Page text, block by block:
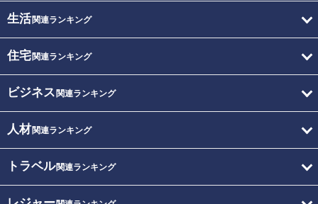
生活関連ランキング
住宅関連ランキング
ビジネス 関連ランキング
人材関連ランキング
トラベル関連ランキング